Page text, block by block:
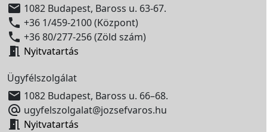
 1082 Budapest, Baross u. 63-67.
 +36 1/459-2100 (Központ)
 +36 80/277-256 (Zöld szám)
 Nyitvatartás
Ügyfélszolgálat
 1082 Budapest, Baross u. 66–68.
 ugyfelszolgalat@jozsefvaros.hu
 Nyitvatartás